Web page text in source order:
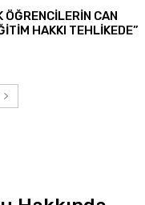
ÖĞRENCİLERİN CAN
HAKKI TEHLİKEDE”